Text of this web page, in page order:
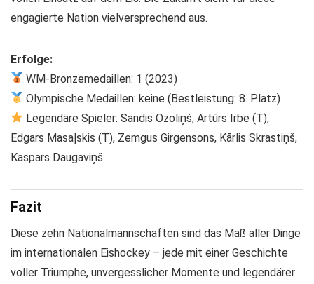
engagierte Nation vielversprechend aus.
Erfolge:
WM-Bronzemedaillen: 1 (2023)
Olympische Medaillen: keine (Bestleistung: 8. Platz)
Legendäre Spieler: Sandis Ozoliņš, Artūrs Irbe (T),
Edgars Masaļskis (T), Zemgus Girgensons, Kārlis Skrastiņš,
Kaspars Daugaviņš
Fazit
Diese zehn Nationalmannschaften sind das Maß aller Dinge
im internationalen Eishockey – jede mit einer Geschichte
voller Triumphe, unvergesslicher Momente und legendärer